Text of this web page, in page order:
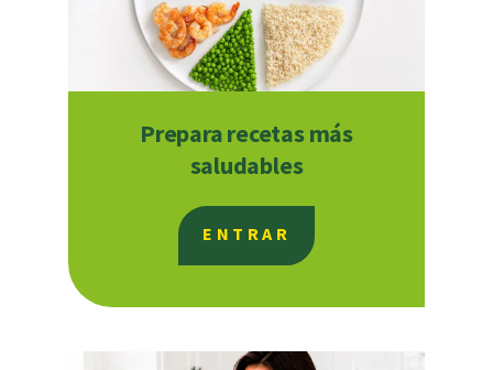
Prepara recetas más
saludables
ENTRAR